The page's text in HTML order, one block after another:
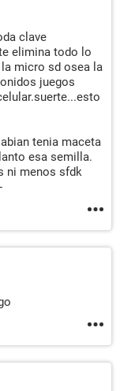
clave
elimina todo lo
micro sd osea la
juegos
tenia maceta
esa semilla.
ni menos sfdk